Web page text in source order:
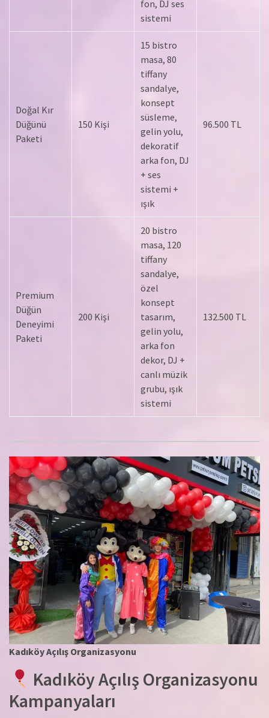
fon, DJ ses
sistemi
Doğal Kır
Düğünü
Paketi
150 Kişi
15 bistro
masa, 80
tiffany
sandalye,
konsept
süsleme,
gelin yolu,
dekoratif
arka fon, DJ
+ ses
sistemi +
ışık
96.500 TL
Premium
Düğün
Deneyimi
Paketi
200 Kişi
20 bistro
masa, 120
tiffany
sandalye,
özel
konsept
tasarım,
gelin yolu,
arka fon
dekor, DJ +
canlı müzik
grubu, ışık
sistemi
132.500 TL
Kadıköy Açılış Organizasyonu
Kadıköy Açılış Organizasyonu
Kampanyaları